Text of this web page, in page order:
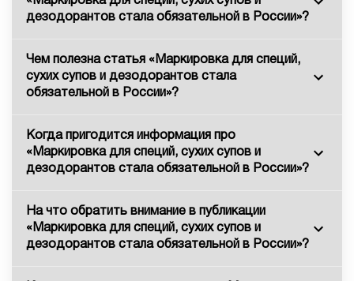
дезодорантов стала обязательной в России»?
Чем полезна статья «Маркировка для специй,
сухих супов и дезодорантов стала
обязательной в России»?
Когда пригодится информация про
«Маркировка для специй, сухих супов и
дезодорантов стала обязательной в России»?
На что обратить внимание в публикации
«Маркировка для специй, сухих супов и
дезодорантов стала обязательной в России»?